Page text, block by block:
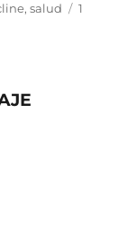
,salud
1